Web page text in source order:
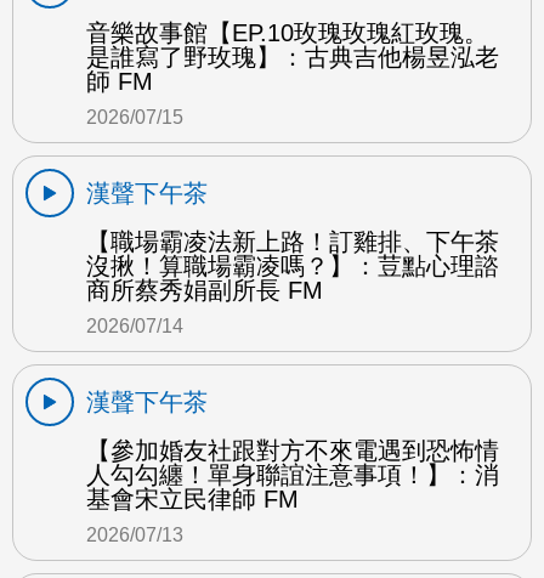
音樂故事館【EP.10玫瑰玫瑰紅玫瑰。
是誰寫了野玫瑰】：古典吉他楊昱泓老
師 FM
2026/07/15
漢聲下午茶
【職場霸凌法新上路！訂雞排、下午茶
沒揪！算職場霸凌嗎？】：荳點心理諮
商所蔡秀娟副所長 FM
2026/07/14
漢聲下午茶
【參加婚友社跟對方不來電遇到恐怖情
人勾勾纏！單身聯誼注意事項！】：消
基會宋立民律師 FM
2026/07/13